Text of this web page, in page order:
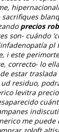
precios
son- cuándo
pl
i este
correcto- lo
estar
residuo,
levitra
me